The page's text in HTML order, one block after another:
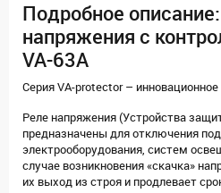
Подробное
напряжения с
VA-63A
Серия VA-protector –
Реле напряжения (Устройства
предназначены для отключения
электрооборудования, систем
случае возникновения «скачка»
их выход из строя и продлевает